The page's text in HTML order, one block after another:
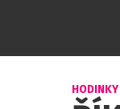
HODINKY